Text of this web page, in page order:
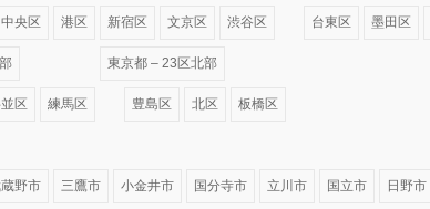
中央区 港区 新宿区 文京区 渋谷区 台東区 墨田区
区 練馬区
東京都 – 23区北部
豊島区 北区 板橋区
野市 三鷹市 小金井市 国分寺市 立川市 国立市 日野市